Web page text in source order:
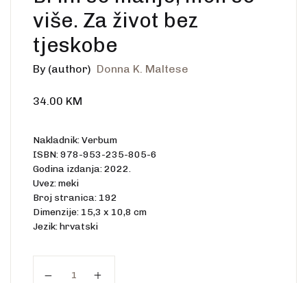
više. Za život bez
tjeskobe
By (author) Donna K. Maltese
34.00 KM
Nakladnik: Verbum
ISBN: 978-953-235-805-6
Godina izdanja: 2022.
Uvez: meki
Broj stranica: 192
Dimenzije: 15,3 x 10,8 cm
Jezik: hrvatski